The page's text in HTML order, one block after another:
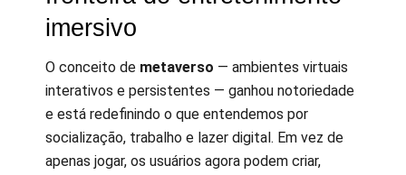
imersivo
O conceito de metaverso — ambientes virtuais
interativos e persistentes — ganhou notoriedade
e está redefinindo o que entendemos por
socialização, trabalho e lazer digital. Em vez de
apenas jogar, os usuários agora podem criar,